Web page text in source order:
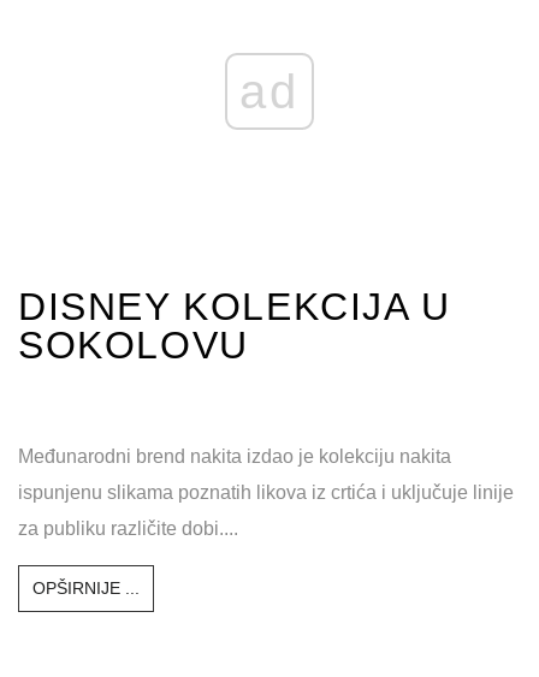
ad
DISNEY KOLEKCIJA U
SOKOLOVU
Međunarodni brend nakita izdao je kolekciju nakita
ispunjenu slikama poznatih likova iz crtića i uključuje linije
za publiku različite dobi....
OPŠIRNIJE ...